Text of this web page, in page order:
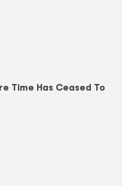
Time Has Ceased To